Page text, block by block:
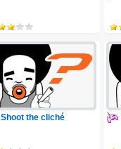
Shoot the cliché